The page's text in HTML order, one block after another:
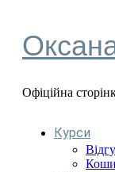
Офіційна
Курси